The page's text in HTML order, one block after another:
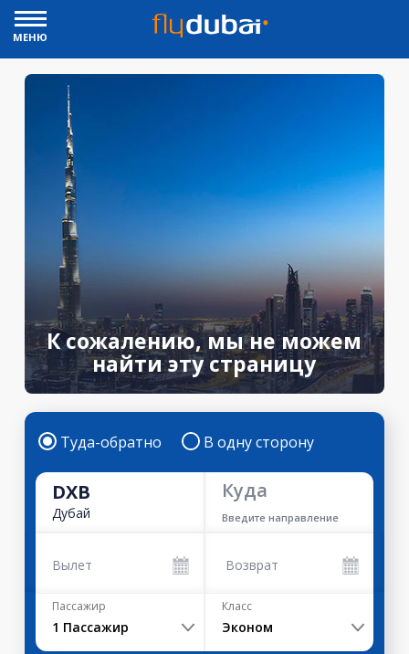
МЕНЮ
К сожалению, мы не можем
найти эту страницу
Туда-обратно В одну сторону
DXB
Дубай
Куда
Введите направление
Вылет Возврат
Пассажир
1 Пассажир
Класс
Эконом